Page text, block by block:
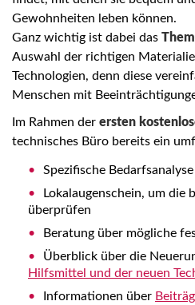
Gewohnheiten leben können.
Ganz wichtig ist dabei das
Auswahl der richtigen
Technologien, denn diese
Menschen mit
Im Rahmen der ersten
technisches Büro bereits ein
Spezifische Bedarfsanalyse
Lokalaugenschein, um die
überprüfen
Beratung über mögliche
Überblick über die
Hilfsmittel und der neuen
Informationen über